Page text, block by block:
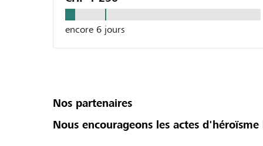
encore 6 jours
Nos partenaires
Nous encourageons les actes d'héroïsme